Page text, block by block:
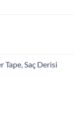
Tape, Saç Derisi